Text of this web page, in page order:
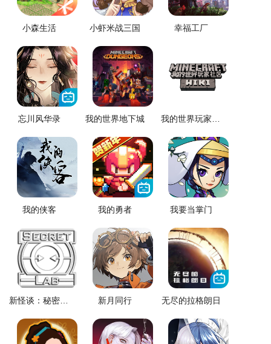
小森生活 小虾米战三国 幸福工厂
忘川风华录 我的世界地下城 我的世界玩家社区
我的侠客 我的勇者 我要当掌门
新怪谈：秘密实验室 新月同行 无尽的拉格朗日